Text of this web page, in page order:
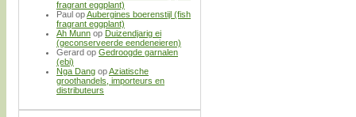
fragrant eggplant)
Paul opAubergines boerenstijl (fish
fragrant eggplant)
Ah Munn op Duizendjarig ei
(geconserveerde eendeneieren)
Gerard op Gedroogde garnalen
(ebi)
Nga Dang opAziatische
groothandels, importeurs en
distributeurs